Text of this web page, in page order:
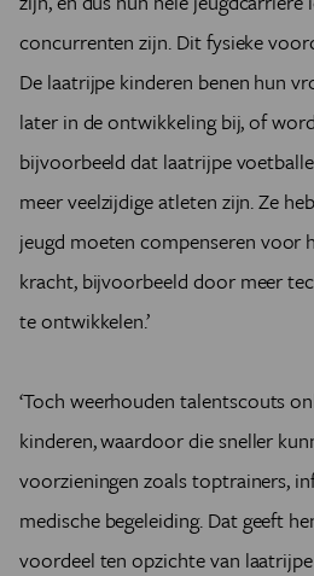
concurrenten zijn. Dit fysieke
De laatrijpe kinderen benen hun
later in de ontwikkeling bij, of
bijvoorbeeld dat laatrijpe
meer veelzijdige atleten zijn. Ze
jeugd moeten compenseren voor
kracht, bijvoorbeeld door meer
te ontwikkelen.’
‘Toch weerhouden talentscouts
kinderen, waardoor die sneller
voorzieningen zoals toptrainers,
medische begeleiding. Dat geeft
voordeel ten opzichte van